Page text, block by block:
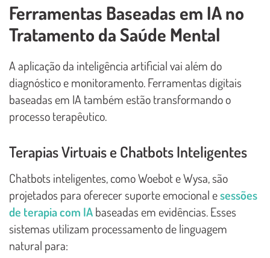
Ferramentas Baseadas em IA no
Tratamento da Saúde Mental
A aplicação da inteligência artificial vai além do
diagnóstico e monitoramento. Ferramentas digitais
baseadas em IA também estão transformando o
processo terapêutico.
Terapias Virtuais e Chatbots Inteligentes
Chatbots inteligentes, como Woebot e Wysa, são
projetados para oferecer suporte emocional esessões
de terapia com IAbaseadas em evidências. Esses
sistemas utilizam processamento de linguagem
natural para: